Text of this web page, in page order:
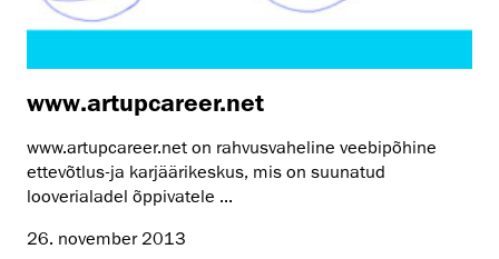
www.artupcareer.net
www.artupcareer.net on rahvusvaheline veebipõhine
ettevõtlus-ja karjäärikeskus, mis on suunatud
looverialadel õppivatele ...
26. november 2013